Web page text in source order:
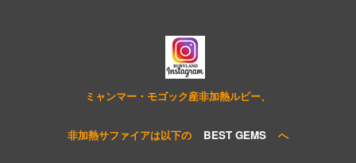
ミャンマー・モゴック産非加熱ルビー、
非加熱サファイアは以下の BEST GEMS へ